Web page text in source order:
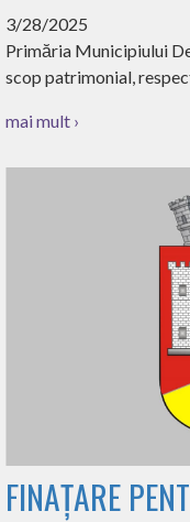
3/28/2025
Primăria Municipiului
scop patrimonial,
mai mult ›
FINAȚARE